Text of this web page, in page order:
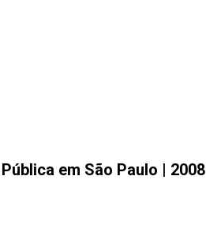
em São Paulo | 2008